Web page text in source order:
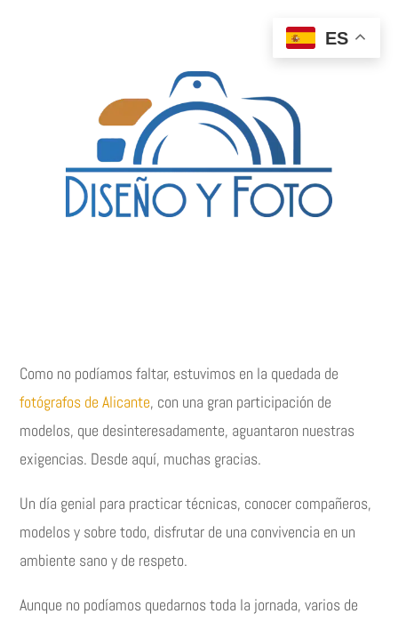
Como no podíamos faltar, estuvimos en la quedada de
fotógrafos de Alicante, con una gran participación de
modelos, que desinteresadamente, aguantaron nuestras
exigencias. Desde aquí, muchas gracias.
Un día genial para practicar técnicas, conocer compañeros,
modelos y sobre todo, disfrutar de una convivencia en un
ambiente sano y de respeto.
Aunque no podíamos quedarnos toda la jornada, varios de
ES